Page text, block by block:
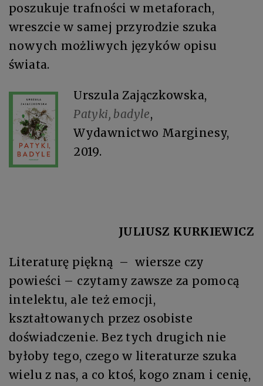
poszukuje trafności w metaforach,
wreszcie w samej przyrodzie szuka
nowych możliwych języków opisu
świata.
Urszula Zajączkowska,
Patyki, badyle,
Wydawnictwo Marginesy,
2019.
JULIUSZ KURKIEWICZ
Literaturę piękną – wiersze czy
powieści – czytamy zawsze za pomocą
intelektu, ale też emocji,
kształtowanych przez osobiste
doświadczenie. Bez tych drugich nie
byłoby tego, czego w literaturze szuka
wielu z nas, a co ktoś, kogo znam i cenię,